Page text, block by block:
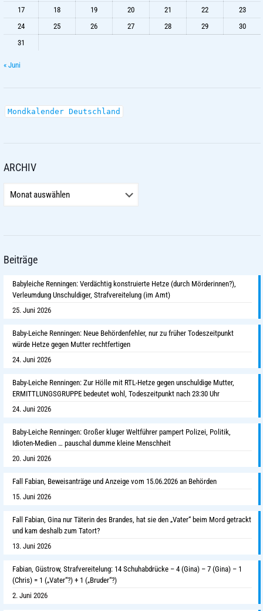
17 18 19 20 21 22
23
24
25 26 27 28 29
30
31
« Juni
Mondkalender Deutschland
ARCHIV
Beiträge
Babyleiche Renningen: Verdächtig konstruierte Hetze (durch Mörderinnen?),
Verleumdung Unschuldiger, Strafvereitelung (im Amt)
25. Juni 2026
Baby-Leiche Renningen: Neue Behördenfehler, nur zu früher Todeszeitpunkt
würde Hetze gegen Mutter rechtfertigen
24. Juni 2026
Baby-Leiche Renningen: Zur Hölle mit RTL-Hetze gegen unschuldige Mutter,
ERMITTLUNGSGRUPPE bedeutet wohl, Todeszeitpunkt nach 23:30 Uhr
24. Juni 2026
Baby-Leiche Renningen: Großer kluger Weltführer pampert Polizei, Politik,
Idioten-Medien … pauschal dumme kleine Menschheit
20. Juni 2026
Fall Fabian, Beweisanträge und Anzeige vom 15.06.2026 an Behörden
15. Juni 2026
Fall Fabian, Gina nur Täterin des Brandes, hat sie den „Vater“ beim Mord getrackt
und kam deshalb zum Tatort?
13. Juni 2026
Fabian, Güstrow, Strafvereitelung: 14 Schuhabdrücke – 4 (Gina) – 7 (Gina) – 1
(Chris) = 1 („Vater“?) + 1 („Bruder“?)
2. Juni 2026